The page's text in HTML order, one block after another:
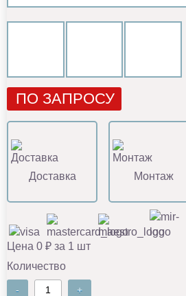
ПО ЗАПРОСУ
Доставка Монтаж
Цена 0 ₽ за 1 шт
Количество
- +